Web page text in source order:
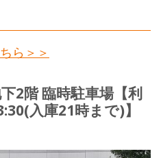
ら＞＞
2階 臨時駐車場【利
入庫21時まで)】